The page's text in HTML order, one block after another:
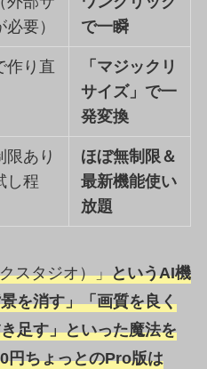
要）
で一瞬
作り直
「マジックリ
サイズ」で一
発変換
限あり
し程
ほぼ無制限＆
最新機能使い
放題
スタジオ）」というAI機
を消す」「画質を良く
足す」といった魔法を
円ちょっとのPro版は